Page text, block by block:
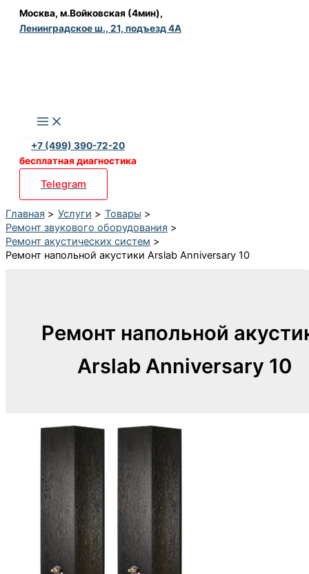
Перейти
Москва, м.Войковская (4мин),
Ленинградское ш., 21, подъезд 4А
+7 (499) 390-72-20
бесплатная диагностика
Telegram
Главная Услуги
Товары
Ремонт звукового оборудования
Ремонт акустических систем
Ремонт напольной акустики Arslab Anniversary 10
Ремонт напольной
Arslab Anniversary 10